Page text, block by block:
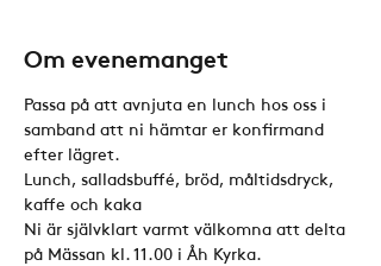
Om evenemanget
Passa på att avnjuta en lunch hos oss i
samband att ni hämtar er konfirmand
efter lägret.
Lunch, salladsbuffé, bröd, måltidsdryck,
kaffe och kaka
Ni är självklart varmt välkomna att delta
på Mässan kl. 11.00 i Åh Kyrka.